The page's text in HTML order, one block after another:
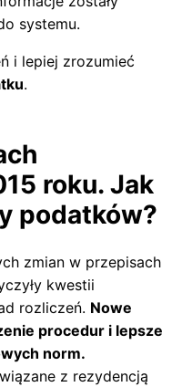
systemu.
i lepiej zrozumieć
.
roku. Jak
podatków?
zmian w przepisach
kwestii
rozliczeń. Nowe
procedur i lepsze
norm.
z rezydencją